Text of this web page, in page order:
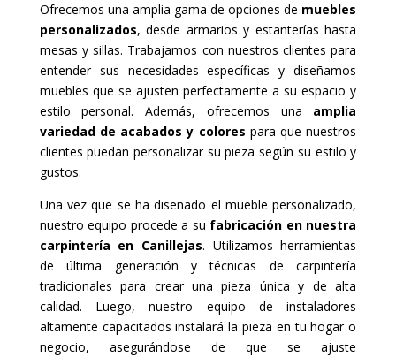
Ofrecemos una amplia gama de opciones de muebles
personalizados, desde armarios y estanterías hasta
mesas y sillas. Trabajamos con nuestros clientes para
entender sus necesidades específicas y diseñamos
muebles que se ajusten perfectamente a su espacio y
estilo personal. Además, ofrecemos una amplia
variedad de acabados y colores para que nuestros
clientes puedan personalizar su pieza según su estilo y
gustos.
Una vez que se ha diseñado el mueble personalizado,
nuestro equipo procede a su fabricación en nuestra
carpintería en Canillejas. Utilizamos herramientas
de última generación y técnicas de carpintería
tradicionales para crear una pieza única y de alta
calidad. Luego, nuestro equipo de instaladores
altamente capacitados instalará la pieza en tu hogar o
negocio, asegurándose de que se ajuste